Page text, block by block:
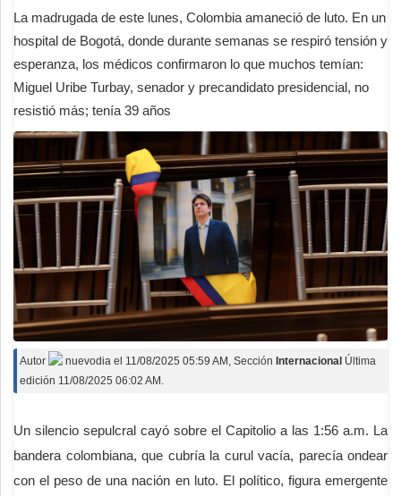
La madrugada de este lunes, Colombia amaneció de luto. En un
hospital de Bogotá, donde durante semanas se respiró tensión y
esperanza, los médicos confirmaron lo que muchos temían:
Miguel Uribe Turbay, senador y precandidato presidencial, no
resistió más; tenía 39 años
Autor nuevodia el 11/08/2025 05:59 AM , Sección Internacional Última
edición 11/08/2025 06:02 AM.
Un silencio sepulcral cayó sobre el Capitolio a las 1:56 a.m. La
bandera colombiana, que cubría la curul vacía, parecía ondear
con el peso de una nación en luto. El político, figura emergente